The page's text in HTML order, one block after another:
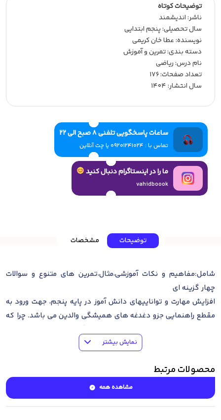
توضیحات کوتاه
ناشر:‌ اندیشمند
سال تحصیلی:‌ پنجم ابتدایی
نویسنده:‌ عطا خان کریمی
دسته بندی: تمرین و آموزش
نام درس: ریاضی
تعداد صفحات:‌ 176
سال انتشار:‌ 1404
ساعات پاسخگویی تلفنی 8 صبح الی 22
تماس با : 09201241024 یا چت آنلاین
ما را در اینستاگرام دنبال کنید
vahidboook
توضیحات مشخصات
شامل:مفاهیم و نکات آموزشی،مثال،تمرین های متنوع و سوالات
چهار گزینه ای
افزایش مهارت و توانایی­های دانش ­آموز در پایه پنجم، جهت ورود به
مقطع راهنمایی جزو دغدغه ­های همیشگی والدین می باشد. چرا که
بخش شامل خلاصه درس به زبان ساده و قابل درک، مثال­های حل
سطح کتاب درسی با عنوان (بیشتر بیاموزیم) و تمرین­ها و تست­های
مرتبط با آن­ها و در پایان هر بخش نیز یک آزمون خودسنجی می­باشد.
این مجموعه شامل درس­های ریاضی ،علوم می­باشد.
نمایش بیشتر
محصولات مرتبط
مشاهده همه